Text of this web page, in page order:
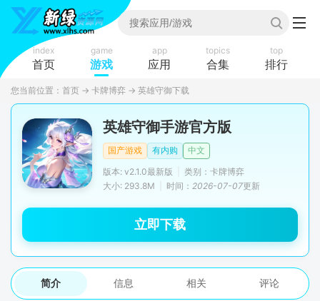
index
首页
game
游戏
app
应用
topics
合集
top
排行
您当前位置： 首页 → 卡牌博弈 → 英雄守御下载
英雄守御手游官方版
国产游戏 有内购
中文
版本: v2.1.0最新版
类别：卡牌博弈
大小: 293.8M
时间： 2026-07-07更新
立即下载
简介 信息 相关 评论